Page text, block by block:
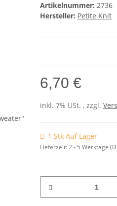
Artikelnummer: 2736
Hersteller: Petite Knit
6,70 €
inkl. 7% USt. , zzgl.
1 Stk Auf Lager
Lieferzeit:2 - 5 Werktage